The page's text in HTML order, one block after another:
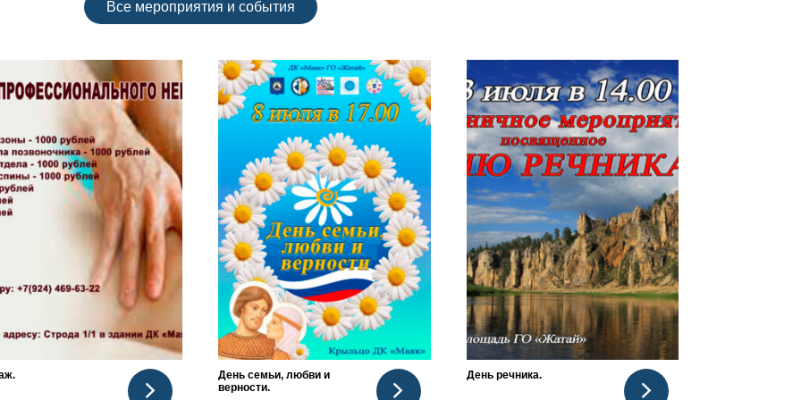
Все мероприятия и события
День семьи, любви и
верности.
День речника.